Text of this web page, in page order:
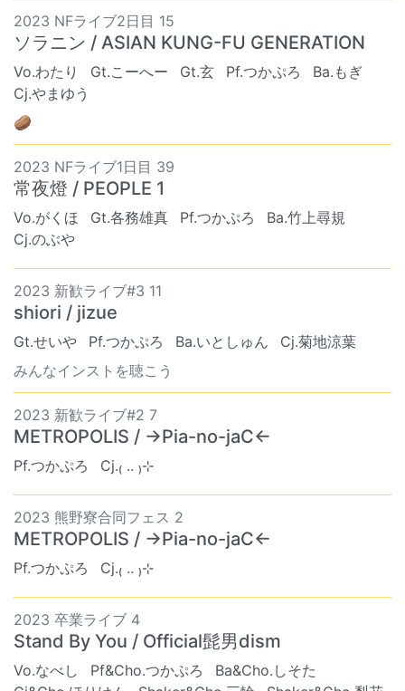
2023 NFライブ2日目 15
ソラニン / ASIAN KUNG-FU GENERATION
Vo.わたり Gt.こーへー Gt.玄 Pf.つかぷろ
Ba.もぎ
Cj.やまゆう
🥔
2023 NFライブ1日目 39
常夜燈 / PEOPLE 1
Vo.がくほ Gt.各務雄真 Pf.つかぷろ
Ba.竹上尋規
Cj.のぶや
2023 新歓ライブ#3 11
shiori / jizue
Gt.せいや Pf.つかぷろ Ba.いとしゅん
Cj.菊地涼葉
みんなインストを聴こう
2023 新歓ライブ#2 7
METROPOLIS / →Pia-no-jaC←
Pf.つかぷろ Cj.₍ .. ₎⊹
2023 熊野寮合同フェス 2
METROPOLIS / →Pia-no-jaC←
Pf.つかぷろ Cj.₍ .. ₎⊹
2023 卒業ライブ 4
Stand By You / Official髭男dism
Vo.なべし Pf&Cho.つかぷろ
Ba&Cho.しそた